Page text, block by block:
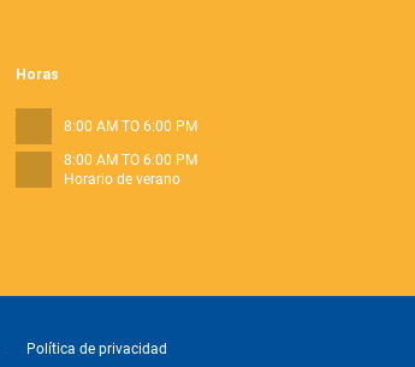
Horas
8:00 AM TO 6:00 PM
8:00 AM TO 6:00 PM
Horario de verano
Política de privacidad